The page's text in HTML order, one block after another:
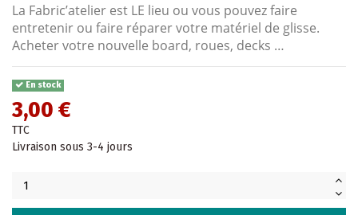
La Fabric’atelier est LE lieu ou vous pouvez faire
entretenir ou faire réparer votre matériel de glisse.
Acheter votre nouvelle board, roues, decks …
En stock
3,00 €
TTC
Livraison sous 3-4 jours